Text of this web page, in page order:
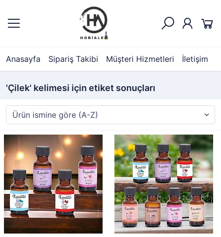
Anasayfa Sipariş Takibi Müşteri Hizmetleri İletişim
'Çilek' kelimesi için etiket sonuçları